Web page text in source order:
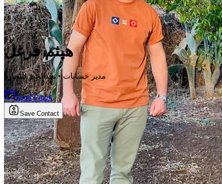
هيثم فرغل
مدير حسابات•نجدالخير للتجارة
Send Email
Save Contact